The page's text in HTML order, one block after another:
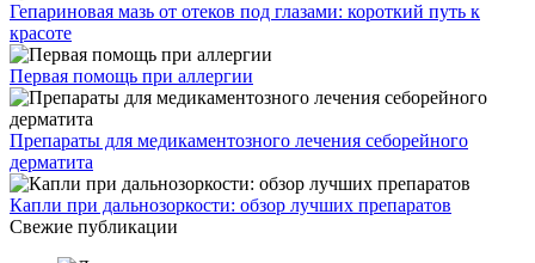
Гепариновая мазь от отеков под глазами: короткий путь к
красоте
Первая помощь при аллергии
Препараты для медикаментозного лечения себорейного
дерматита
Капли при дальнозоркости: обзор лучших препаратов
Свежие публикации